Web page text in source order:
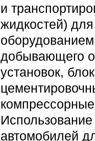
и
жидкостей)
добывающего
установок,
автомобилей